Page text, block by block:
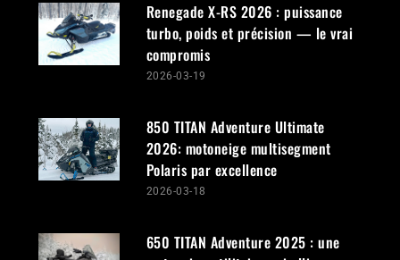
Renegade X-RS 2026 : puissance
turbo, poids et précision — le vrai
compromis
2026-03-19
850 TITAN Adventure Ultimate
2026: motoneige multisegment
Polaris par excellence
2026-03-18
650 TITAN Adventure 2025 : une